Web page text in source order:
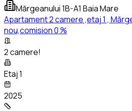
Mărgeanului 1B-A1 Baia Mare
Apartament 2 camere ,etaj 1 ,
nou,comision 0 %
2 camere!
Etaj 1
2025